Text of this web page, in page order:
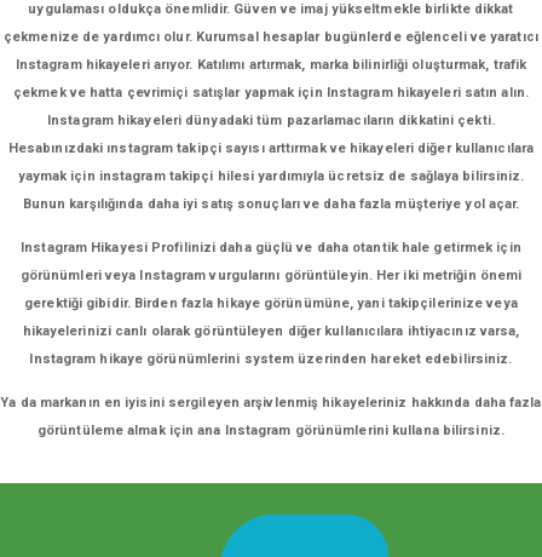
uygulaması oldukça önemlidir. Güven ve imaj yükseltmekle birlikte dikkat
çekmenize de yardımcı olur. Kurumsal hesaplar bugünlerde eğlenceli ve yaratıcı
Instagram hikayeleri arıyor. Katılımı artırmak, marka bilinirliği oluşturmak, trafik
çekmek ve hatta çevrimiçi satışlar yapmak için Instagram hikayeleri satın alın.
Instagram hikayeleri dünyadaki tüm pazarlamacıların dikkatini çekti.
Hesabınızdaki ınstagram takipçi sayısı arttırmak ve hikayeleri diğer kullanıcılara
yaymak için instagram takipçi hilesi yardımıyla ücretsiz de sağlaya bilirsiniz.
Bunun karşılığında daha iyi satış sonuçları ve daha fazla müşteriye yol açar.
Instagram Hikayesi Profilinizi daha güçlü ve daha otantik hale getirmek için
görünümleri veya Instagram vurgularını görüntüleyin. Her iki metriğin önemi
gerektiği gibidir. Birden fazla hikaye görünümüne, yani takipçilerinize veya
hikayelerinizi canlı olarak görüntüleyen diğer kullanıcılara ihtiyacınız varsa,
Instagram hikaye görünümlerini system üzerinden hareket edebilirsiniz.
Ya da markanın en iyisini sergileyen arşivlenmiş hikayeleriniz hakkında daha fazla
görüntüleme almak için ana Instagram görünümlerini kullana bilirsiniz.